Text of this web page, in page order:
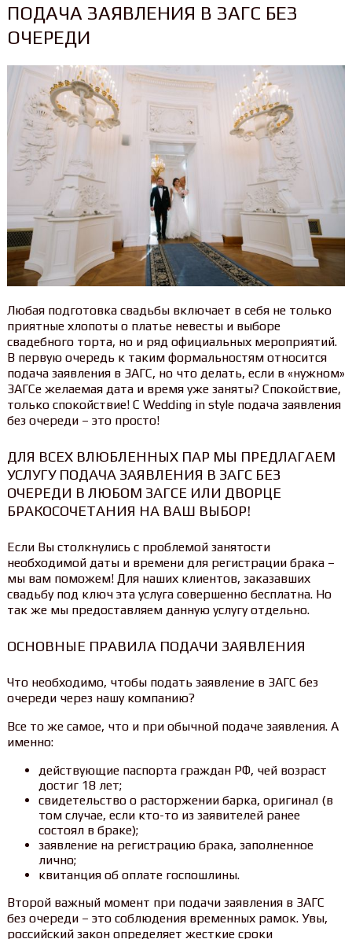
ПОДАЧА ЗАЯВЛЕНИЯ В ЗАГС БЕЗ
ОЧЕРЕДИ
Любая подготовка свадьбы включает в себя не только
приятные хлопоты о платье невесты и выборе
свадебного торта, но и ряд официальных мероприятий.
В первую очередь к таким формальностям относится
подача заявления в ЗАГС, но что делать, если в «нужном»
ЗАГСе желаемая дата и время уже заняты? Спокойствие,
только спокойствие! С Wedding in style подача заявления
без очереди – это просто!
ДЛЯ ВСЕХ ВЛЮБЛЕННЫХ ПАР МЫ ПРЕДЛАГАЕМ
УСЛУГУ ПОДАЧА ЗАЯВЛЕНИЯ В ЗАГС БЕЗ
ОЧЕРЕДИ В ЛЮБОМ ЗАГСЕ ИЛИ ДВОРЦЕ
БРАКОСОЧЕТАНИЯ НА ВАШ ВЫБОР!
Если Вы столкнулись с проблемой занятости
необходимой даты и времени для регистрации брака –
мы вам поможем! Для наших клиентов, заказавших
свадьбу под ключ эта услуга совершенно бесплатна. Но
так же мы предоставляем данную услугу отдельно.
ОСНОВНЫЕ ПРАВИЛА ПОДАЧИ ЗАЯВЛЕНИЯ
Что необходимо, чтобы подать заявление в ЗАГС без
очереди через нашу компанию?
Все то же самое, что и при обычной подаче заявления. А
именно:
действующие паспорта граждан РФ, чей возраст
достиг 18 лет;
свидетельство о расторжении барка, оригинал (в
том случае, если кто-то из заявителей ранее
состоял в браке);
заявление на регистрацию брака, заполненное
лично;
квитанция об оплате госпошлины.
Второй важный момент при подачи заявления в ЗАГС
без очереди – это соблюдения временных рамок. Увы,
российский закон определяет жесткие сроки